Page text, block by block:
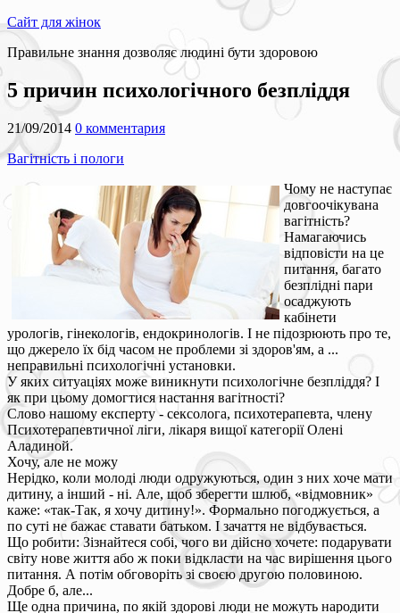
Сайт для жінок
Правильне знання дозволяє людині бути здоровою
5 причин психологічного безпліддя
21/09/2014 0 комментария
Вагітність і пологи
Чому не наступає
довгоочікувана
вагітність?
Намагаючись
відповісти на це
питання, багато
безплідні пари
осаджують
кабінети
урологів, гінекологів, ендокринологів. І не підозрюють про те,
що джерело їх бід часом не проблеми зі здоров'ям, а ...
неправильні психологічні установки.
У яких ситуаціях може виникнути психологічне безпліддя? І
як при цьому домогтися настання вагітності?
Слово нашому експерту - сексолога, психотерапевта, члену
Психотерапевтичної ліги, лікаря вищої категорії Олені
Аладиной.
Хочу, але не можу
Нерідко, коли молоді люди одружуються, один з них хоче мати
дитину, а інший - ні. Але, щоб зберегти шлюб, «відмовник»
каже: «так-Так, я хочу дитину!». Формально погоджується, а
по суті не бажає ставати батьком. І зачаття не відбувається.
Що робити: Зізнайтеся собі, чого ви дійсно хочете: подарувати
світу нове життя або ж поки відкласти на час вирішення цього
питання. А потім обговоріть зі своєю другою половиною.
Добре б, але...
Ще одна причина, по якій здорові люди не можуть народити